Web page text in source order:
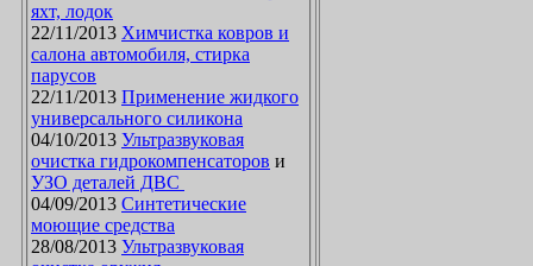
яхт, лодок
22/11/2013 Химчистка ковров и
салона автомобиля, стирка
парусов
22/11/2013 Применение жидкого
универсального силикона
04/10/2013 Ультразвуковая
очистка гидрокомпенсаторов и
УЗО деталей ДВС
04/09/2013 Синтетические
моющие средства
28/08/2013 Ультразвуковая